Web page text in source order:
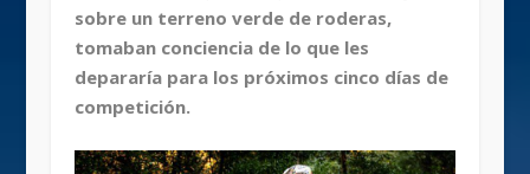
sobre un terreno verde de roderas,
tomaban conciencia de lo que les
depararía para los próximos cinco días de
competición.